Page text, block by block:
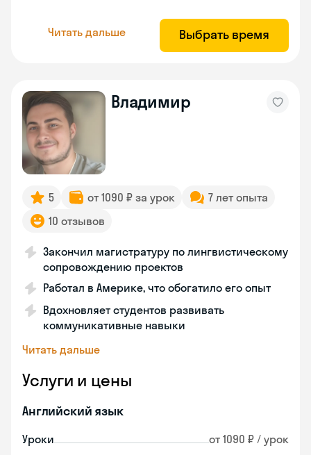
Читать дальше Выбрать время
Владимир
5 от 1090 ₽ за урок
7 лет опыта
10 отзывов
Закончил магистратуру по лингвистическому
сопровождению проектов
Работал в Америке, что обогатило его опыт
Вдохновляет студентов развивать
коммуникативные навыки
Читать дальше
Услуги и цены
Английский язык
Уроки от 1090 ₽ / урок